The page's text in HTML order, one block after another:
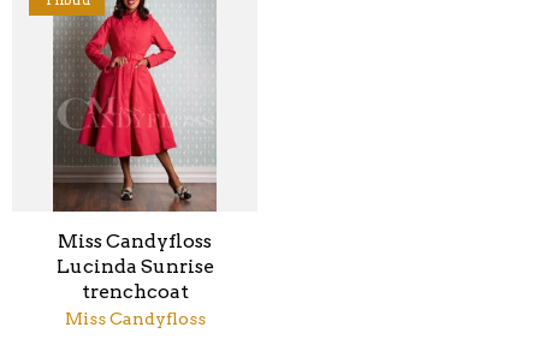
Miss Candyfloss
Lucinda Sunrise
trenchcoat
Miss Candyfloss